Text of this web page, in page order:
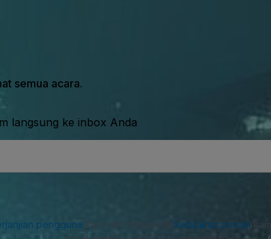
semua acara.
langsung ke inbox Anda
pengguna kebijakan privasi